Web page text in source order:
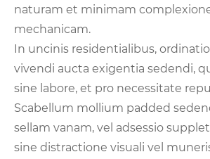
naturam et minimam
mechanicam.
In uncinis residentialibus,
vivendi aucta exigentia sedendi,
sine labore, et pro necessitate
Scabellum mollium padded
sellam vanam, vel adsessio
sine distractione visuali vel